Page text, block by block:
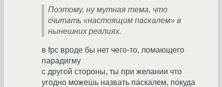
Поэтому, ну мутная тема, что
считать «настоящим паскалем» в
нынешних реалиях.
в fpc вроде бы нет чего-то, ломающего
парадигму
с другой стороны, ты при желании что
угодно можешь назвать паскалем, покуда